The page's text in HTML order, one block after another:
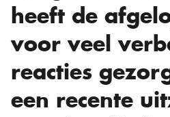
heeft de
voor veel
reacties
een recente